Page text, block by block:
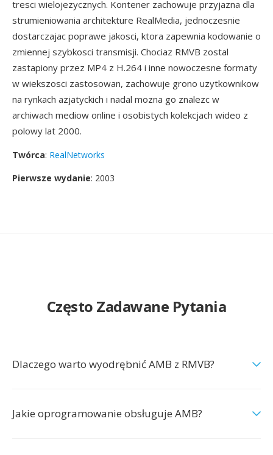
tresci wielojezycznych. Kontener zachowuje przyjazna dla
strumieniowania architekture RealMedia, jednoczesnie
dostarczajac poprawe jakosci, ktora zapewnia kodowanie o
zmiennej szybkosci transmisji. Chociaz RMVB zostal
zastapiony przez MP4 z H.264 i inne nowoczesne formaty
w wiekszosci zastosowan, zachowuje grono uzytkownikow
na rynkach azjatyckich i nadal mozna go znalezc w
archiwach mediow online i osobistych kolekcjach wideo z
polowy lat 2000.
Twórca: RealNetworks
Pierwsze wydanie: 2003
Często Zadawane Pytania
Dlaczego warto wyodrębnić AMB z RMVB?
Jakie oprogramowanie obsługuje AMB?